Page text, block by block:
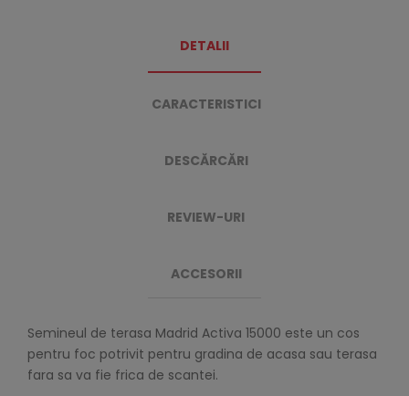
DETALII
CARACTERISTICI
DESCĂRCĂRI
REVIEW-URI
ACCESORII
Semineul de terasa Madrid Activa 15000 este un cos
pentru foc potrivit pentru gradina de acasa sau terasa
fara sa va fie frica de scantei.